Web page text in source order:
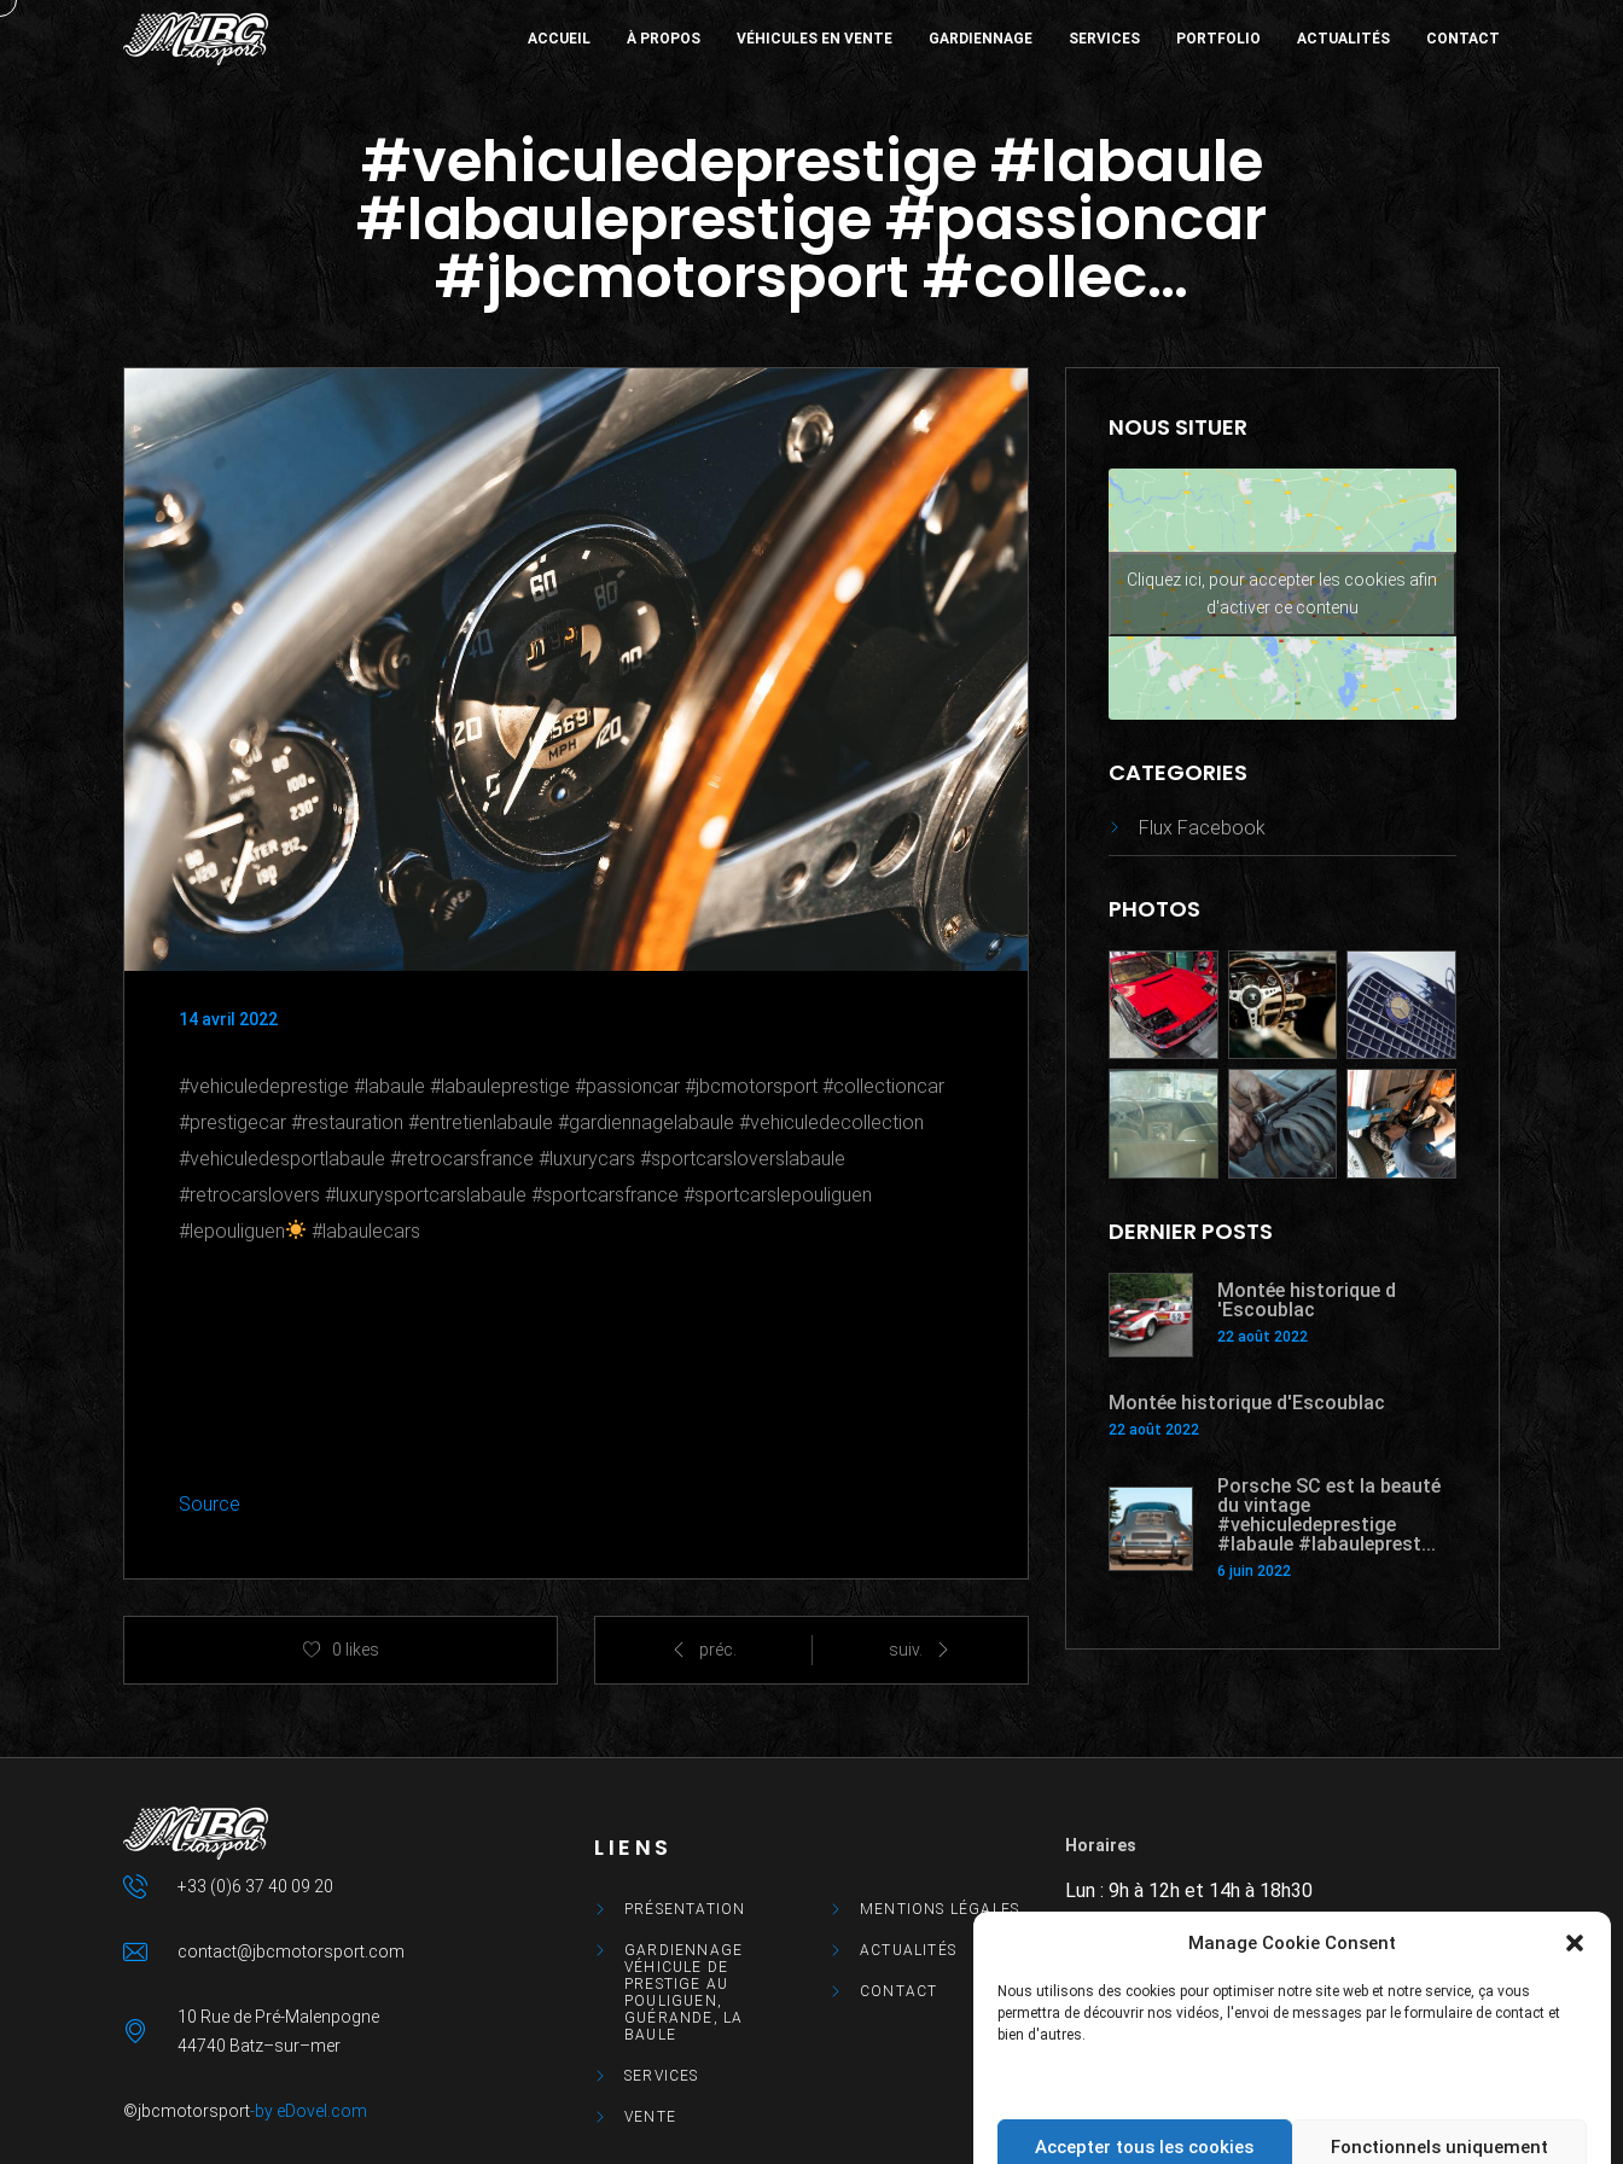
Manage Cookie Consent
Nous utilisons des cookies pour optimiser notre site web et notre service, ça vous
permettra de découvrir nos vidéos, l'envoi de messages par le formulaire de contact et
bien d'autres.
Accepter tous les cookies Fonctionnels uniquement
ACCUEIL À PROPOS VÉHICULES EN VENTE GARDIENNAGE SERVICES PORTFOLIO ACTUALITÉS CONTACT
#vehiculedeprestige #labaule
#labauleprestige #passioncar
#jbcmotorsport #collec…
14 avril 2022
#vehiculedeprestige #labaule #labauleprestige #passioncar #jbcmotorsport #collectioncar
#prestigecar #restauration #entretienlabaule #gardiennagelabaule #vehiculedecollection
#vehiculedesportlabaule #retrocarsfrance #luxurycars #sportcarsloverslabaule
#retrocarslovers #luxurysportcarslabaule #sportcarsfrance #sportcarslepouliguen
#lepouliguen
#labaulecars
Source
0 likes préc. suiv.
NOUS SITUER
Cliquez ici, pour accepter les cookies afin
d'activer ce contenu
CATEGORIES
Flux Facebook
PHOTOS
DERNIER POSTS
Montée historique d
'Escoublac
22 août 2022
Montée historique d'Escoublac
22 août 2022
Porsche SC est la beauté
du vintage
#vehiculedeprestige
#labaule #labauleprest...
6 juin 2022
+33 (0)6 37 40 09 20
contact@jbcmotorsport.com
10 Rue de Pré-Malenpogne
44740 Batz–sur–mer
©jbcmotorsport-by eDovel.com
LIENS
PRÉSENTATION
GARDIENNAGE
VÉHICULE DE
PRESTIGE AU
POULIGUEN,
GUÉRANDE, LA
BAULE
SERVICES
VENTE
MENTIONS LÉGALES
ACTUALITÉS
CONTACT
Horaires
Lun : 9h à 12h et 14h à 18h30
Mar : 9h à 12h et 14h à 18h30
Mer : 9h à 12h et 14h à 18h30
Jeu : 9h à 12h et 14h à 18h30
Sam : 9h à 12h et sur rendez-vous